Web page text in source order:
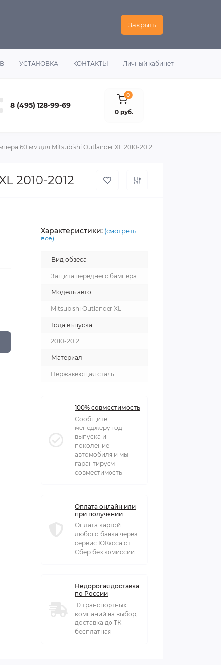
Закрыть
УСТАНОВКА КОНТАКТЫ Личный кабинет
8 (495) 128-99-69
0
0 руб.
60 мм для Mitsubishi Outlander XL 2010-2012
2010-2012
Характеристики: (смотреть
все)
Вид обвеса
Защита переднего бампера
Модель авто
Mitsubishi Outlander XL
Года выпуска
2010-2012
Материал
Нержавеющая сталь
100% совместимость
Сообщите
менеджеру год
выпуска и
поколение
автомобиля и мы
гарантируем
совместимость
Оплата онлайн или
при получении
Оплата картой
любого банка через
сервис ЮКасса от
Сбер без комиссии
Недорогая доставка
по России
10 транспортных
компаний на выбор,
доставка до ТК
бесплатная